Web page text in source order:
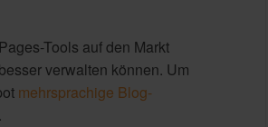
Tools auf den Markt
verwalten können. Um
mehrsprachige Blog-